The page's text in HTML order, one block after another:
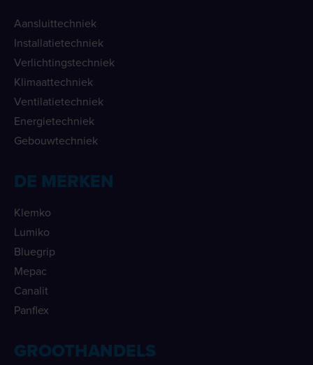
Aansluittechniek
Installatietechniek
Verlichtingstechniek
Klimaattechniek
Ventilatietechniek
Energietechniek
Gebouwtechniek
DE MERKEN
Klemko
Lumiko
Bluegrip
Mepac
Canalit
Panflex
GROOTHANDELS